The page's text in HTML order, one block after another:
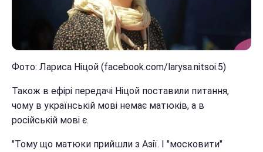
Фото: Лариса Ніцой (facebook.com/larysa.nitsoi.5)
Також в ефірі передачі Ніцой поставили питання,
чому в українській мові немає матюків, а в
російській мові є.
"Тому що матюки прийшли з Азії. І "московити"